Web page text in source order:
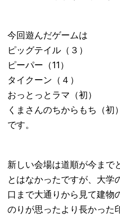
今回遊んだゲームは
ピッグテイル（３）
ピーパー（11）
タイクーン（４）
おっとっとラマ（初）
くまさんのちからもち（初）
です。
新しい会場は道順が今まで
とはなかったですが、大学
口まで大通りから見て建物
のりが思ったより長かった